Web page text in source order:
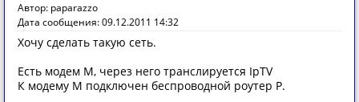
Автор: paparazzo
Дата сообщения: 09.12.2011 14:32
Хочу сделать такую сеть.
Есть модем М, через него транслируется IpTV
К модему М подключен беспроводной роутер Р.